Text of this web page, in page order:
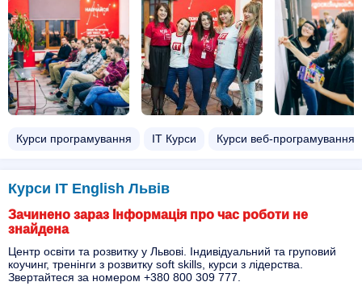
Курси програмування ІТ Курси Курси веб-програмування
Курси IT English Львів
Зачинено зараз Інформація про час роботи не
знайдена
Центр освіти та розвитку у Львові. Індивідуальний та груповий
коучинг, тренінги з розвитку soft skills, курси з лідерства.
Звертайтеся за номером +380 800 309 777.